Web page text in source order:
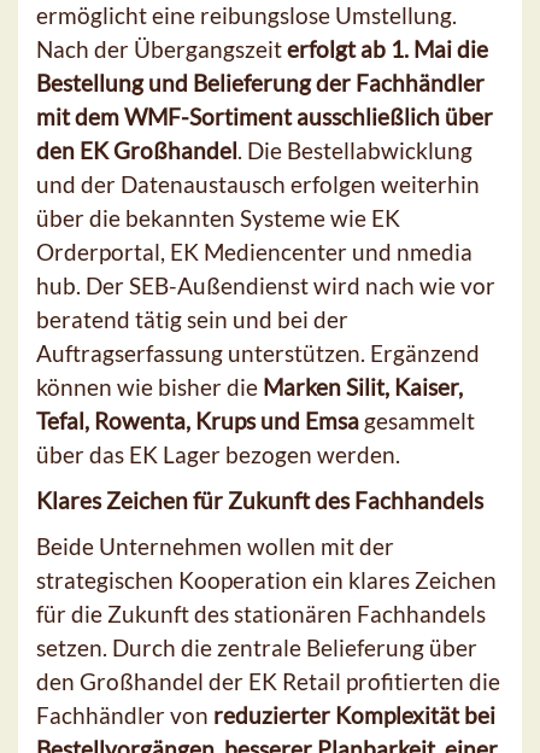
ermöglicht eine reibungslose Umstellung.
Nach der Übergangszeiterfolgt ab 1. Mai die
Bestellung und Belieferung der Fachhändler
mit dem WMF-Sortiment ausschließlich über
den EK Großhandel. Die Bestellabwicklung
und der Datenaustausch erfolgen weiterhin
über die bekannten Systeme wie EK
Orderportal, EK Mediencenter und nmedia
hub. Der SEB-Außendienst wird nach wie vor
beratend tätig sein und bei der
Auftragserfassung unterstützen. Ergänzend
können wie bisher die Marken Silit, Kaiser,
Tefal, Rowenta, Krups und Emsa gesammelt
über das EK Lager bezogen werden.
Klares Zeichen für Zukunft des Fachhandels
Beide Unternehmen wollen mit der
strategischen Kooperation ein klares Zeichen
für die Zukunft des stationären Fachhandels
setzen. Durch die zentrale Belieferung über
den Großhandel der EK Retail profitierten die
Fachhändler von reduzierter Komplexität bei